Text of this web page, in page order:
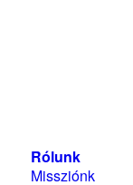
Rólunk
Missziónk